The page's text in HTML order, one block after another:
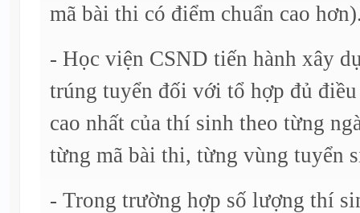
mã bài thi có điểm chuẩn cao
- Học viện CSND tiến hành xây
trúng tuyển đối với tổ hợp đủ
cao nhất của thí sinh theo từng
từng mã bài thi, từng vùng tuyển
- Trong trường hợp số lượng thí